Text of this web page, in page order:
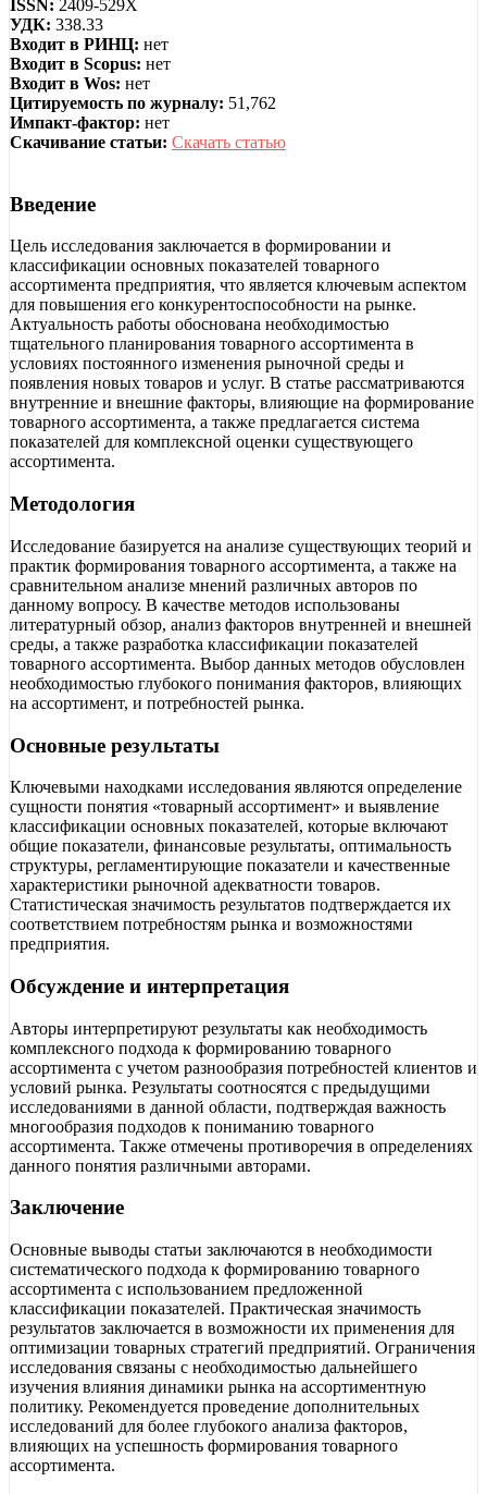
ISSN: 2409-529X
УДК: 338.33
Входит в РИНЦ: нет
Входит в Scopus: нет
Входит в Wos: нет
Цитируемость по журналу: 51,762
Импакт-фактор: нет
Скачивание статьи: Скачать статью
Введение
Цель исследования заключается в формировании и
классификации основных показателей товарного
ассортимента предприятия, что является ключевым аспектом
для повышения его конкурентоспособности на рынке.
Актуальность работы обоснована необходимостью
тщательного планирования товарного ассортимента в
условиях постоянного изменения рыночной среды и
появления новых товаров и услуг. В статье рассматриваются
внутренние и внешние факторы, влияющие на формирование
товарного ассортимента, а также предлагается система
показателей для комплексной оценки существующего
ассортимента.
Методология
Исследование базируется на анализе существующих теорий и
практик формирования товарного ассортимента, а также на
сравнительном анализе мнений различных авторов по
данному вопросу. В качестве методов использованы
литературный обзор, анализ факторов внутренней и внешней
среды, а также разработка классификации показателей
товарного ассортимента. Выбор данных методов обусловлен
необходимостью глубокого понимания факторов, влияющих
на ассортимент, и потребностей рынка.
Основные результаты
Ключевыми находками исследования являются определение
сущности понятия «товарный ассортимент» и выявление
классификации основных показателей, которые включают
общие показатели, финансовые результаты, оптимальность
структуры, регламентирующие показатели и качественные
характеристики рыночной адекватности товаров.
Статистическая значимость результатов подтверждается их
соответствием потребностям рынка и возможностями
предприятия.
Обсуждение и интерпретация
Авторы интерпретируют результаты как необходимость
комплексного подхода к формированию товарного
ассортимента с учетом разнообразия потребностей клиентов и
условий рынка. Результаты соотносятся с предыдущими
исследованиями в данной области, подтверждая важность
многообразия подходов к пониманию товарного
ассортимента. Также отмечены противоречия в определениях
данного понятия различными авторами.
Заключение
Основные выводы статьи заключаются в необходимости
систематического подхода к формированию товарного
ассортимента с использованием предложенной
классификации показателей. Практическая значимость
результатов заключается в возможности их применения для
оптимизации товарных стратегий предприятий. Ограничения
исследования связаны с необходимостью дальнейшего
изучения влияния динамики рынка на ассортиментную
политику. Рекомендуется проведение дополнительных
исследований для более глубокого анализа факторов,
влияющих на успешность формирования товарного
ассортимента.